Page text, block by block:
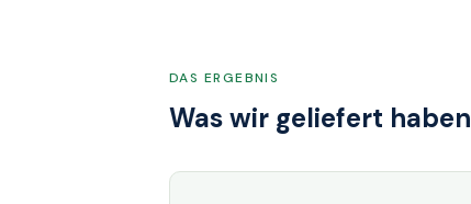
DAS ERGEBNIS
Was wir geliefert haben